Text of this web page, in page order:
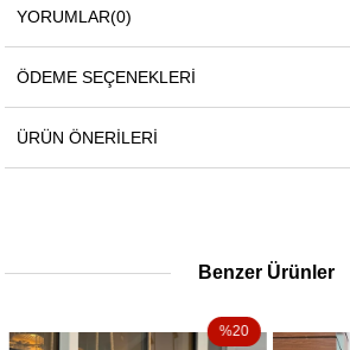
YORUMLAR(0)
ÖDEME SEÇENEKLERI
ÜRÜN ÖNERILERI
Benzer Ürünler
%20